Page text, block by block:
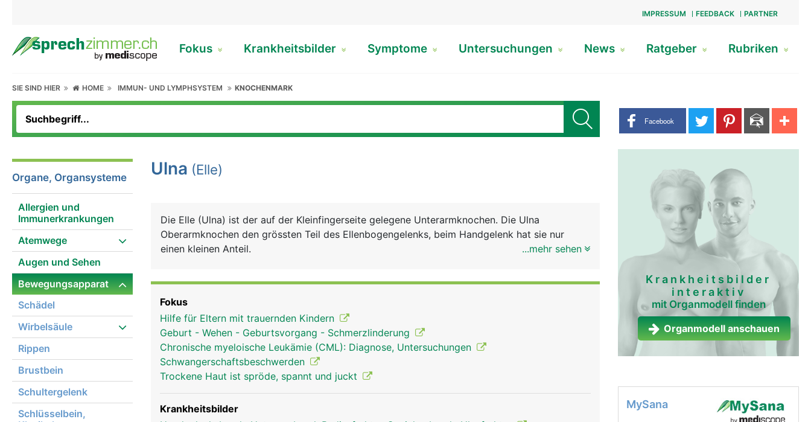
IMPRESSUM FEEDBACK PARTNER
Fokus Krankheitsbilder Symptome Untersuchungen News Ratgeber Rubriken
SIE SIND HIER HOME IMMUN- UND LYMPHSYSTEM KNOCHENMARK
Share buttons
Facebook
Organe, Organsysteme
Allergien und
Immunerkrankungen
Atemwege
Augen und Sehen
Bewegungsapparat
Schädel
Wirbelsäule
Rippen
Brustbein
Schultergelenk
Schlüsselbein,
Ulna (Elle)
Die Elle (Ulna) ist der auf der Kleinfingerseite gelegene Unterarmknochen. Die Ulna
Oberarmknochen den grössten Teil des Ellenbogengelenks, beim Handgelenk hat sie nur
einen kleinen Anteil.
...mehr sehen
Fokus
Hilfe für Eltern mit trauernden Kindern
Geburt - Wehen - Geburtsvorgang - Schmerzlinderung
Chronische myeloische Leukämie (CML): Diagnose, Untersuchungen
Schwangerschaftsbeschwerden
Trockene Haut ist spröde, spannt und juckt
Krankheitsbilder
Krankheitsbilder
interaktiv
mit Organmodell finden
Organmodell anschauen
MySana